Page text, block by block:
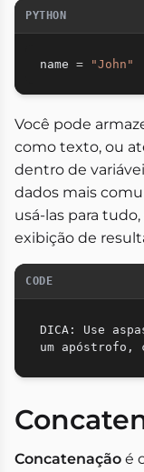
PYTHON
name = "John"
Você pode
como texto, ou
dentro de
dados mais
usá-las para
exibição de
CODE
DICA: Use
Concatenação é